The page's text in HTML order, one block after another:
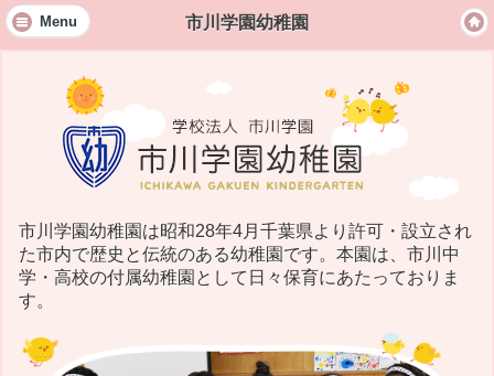
Menu 市川学園幼稚園
市川学園幼稚園は昭和28年4月千葉県より許可・設立され
た市内で歴史と伝統のある幼稚園です。本園は、市川中
学・高校の付属幼稚園として日々保育にあたっておりま
す。